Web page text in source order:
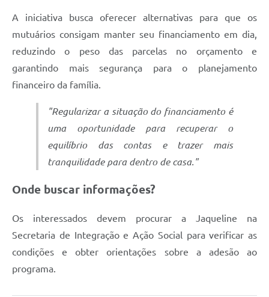
A iniciativa busca oferecer alternativas para que os
mutuários consigam manter seu financiamento em dia,
reduzindo o peso das parcelas no orçamento e
garantindo mais segurança para o planejamento
financeiro da família.
"Regularizar a situação do financiamento é
uma oportunidade para recuperar o
equilíbrio das contas e trazer mais
tranquilidade para dentro de casa."
Onde buscar informações?
Os interessados devem procurar a Jaqueline na
Secretaria de Integração e Ação Social para verificar as
condições e obter orientações sobre a adesão ao
programa.